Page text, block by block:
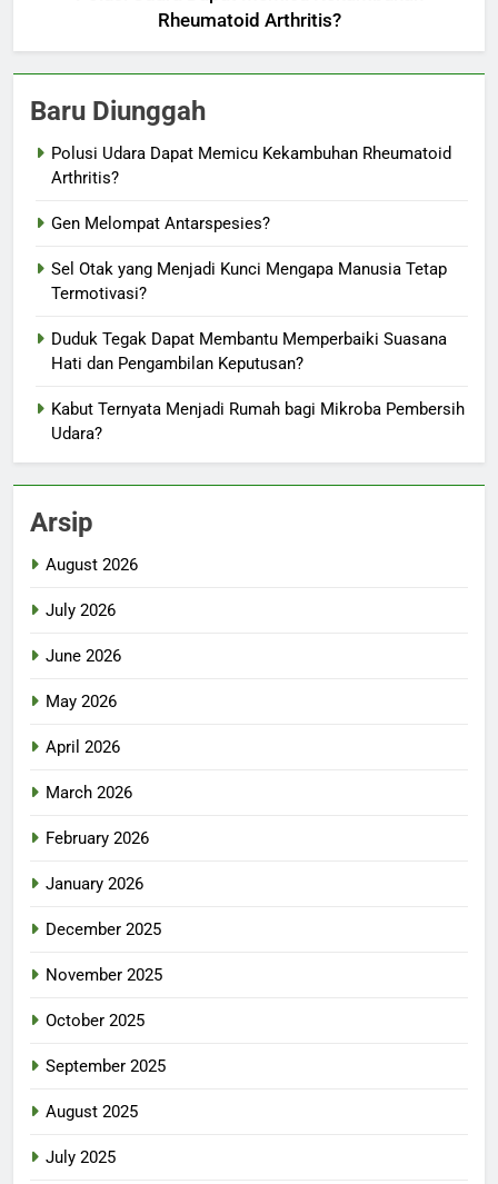
Rheumatoid Arthritis?
Baru Diunggah
Polusi Udara Dapat Memicu Kekambuhan Rheumatoid
Arthritis?
Gen Melompat Antarspesies?
Sel Otak yang Menjadi Kunci Mengapa Manusia Tetap
Termotivasi?
Duduk Tegak Dapat Membantu Memperbaiki Suasana
Hati dan Pengambilan Keputusan?
Kabut Ternyata Menjadi Rumah bagi Mikroba Pembersih
Udara?
Arsip
August 2026
July 2026
June 2026
May 2026
April 2026
March 2026
February 2026
January 2026
December 2025
November 2025
October 2025
September 2025
August 2025
July 2025